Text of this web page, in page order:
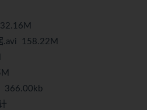
.avi 158.22M
366.00kb